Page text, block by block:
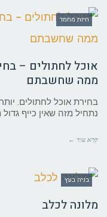
חיות מחמד
אוכל לחתולים –
ממה שחשבתם
בחירת אוכל לחתולים.
נתחיל מזה שאין כייף
קרא עוד ←
בניה בעץ
מלונה לכלב